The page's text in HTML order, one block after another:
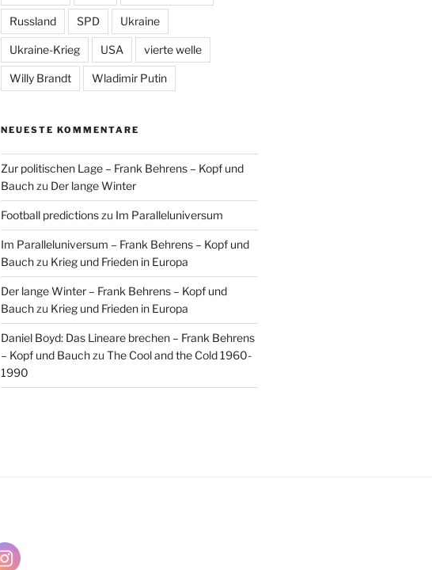
Russland SPD Ukraine
Ukraine-Krieg USA vierte welle
Willy Brandt Wladimir Putin
NEUESTE KOMMENTARE
Zur politischen Lage – Frank Behrens – Kopf und
Bauchzu Der lange Winter
Football predictionszu Im Paralleluniversum
Im Paralleluniversum – Frank Behrens – Kopf und
Bauchzu Krieg und Frieden in Europa
Der lange Winter – Frank Behrens – Kopf und
Bauchzu Krieg und Frieden in Europa
Daniel Boyd: Das Lineare brechen – Frank Behrens
– Kopf und Bauchzu The Cool and the Cold 1960-
1990